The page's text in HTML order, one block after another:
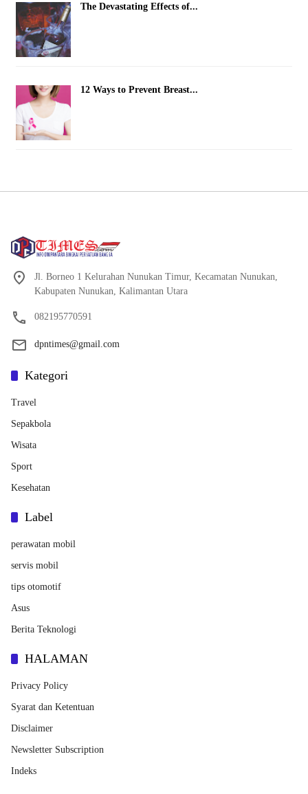
The Devastating Effects of...
12 Ways to Prevent Breast...
Jl. Borneo 1 Kelurahan Nunukan Timur, Kecamatan Nunukan,
Kabupaten Nunukan, Kalimantan Utara
082195770591
dpntimes@gmail.com
Kategori
Travel
Sepakbola
Wisata
Sport
Kesehatan
Label
perawatan mobil
servis mobil
tips otomotif
Asus
Berita Teknologi
HALAMAN
Privacy Policy
Syarat dan Ketentuan
Disclaimer
Newsletter Subscription
Indeks